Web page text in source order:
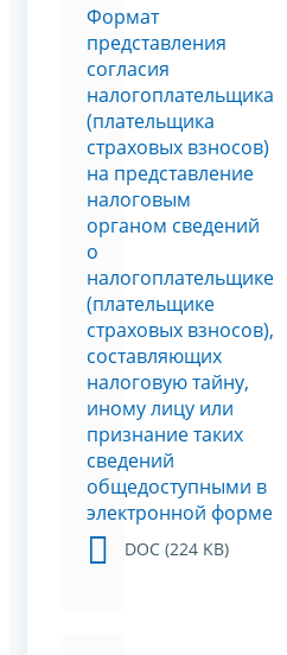
Формат
представления
согласия
налогоплательщика
(плательщика
страховых взносов)
на представление
налоговым
органом сведений
о
налогоплательщике
(плательщике
страховых взносов),
составляющих
налоговую тайну,
иному лицу или
признание таких
сведений
общедоступными в
электронной форме
DOC (224 KB)